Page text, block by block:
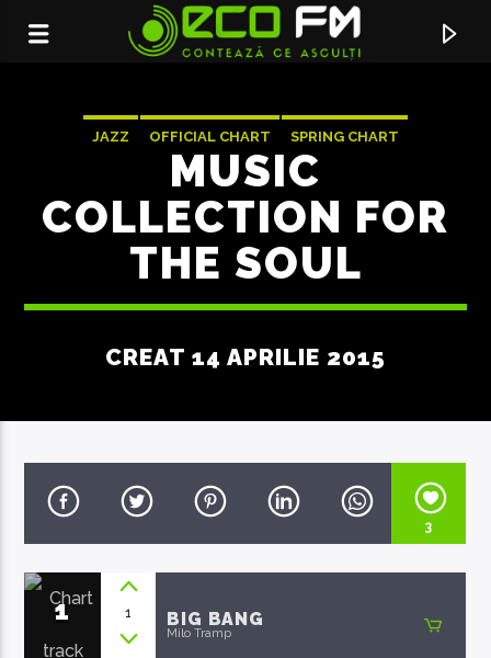
069155998
EcoFM Chisinau
JAZZ OFFICIAL CHART SPRING CHART
MUSIC
COLLECTION FOR
THE SOUL
CREAT 14 APRILIE 2015
3
1 1 BIG BANG
Milo Tramp